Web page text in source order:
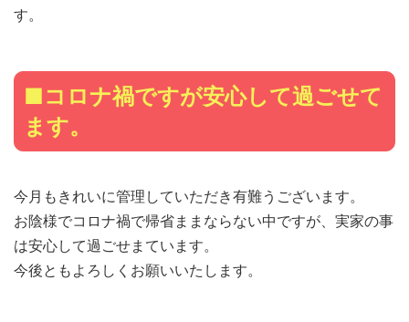
す。
■コロナ禍ですが安心して過ごせて
ます。
今月もきれいに管理していただき有難うございます。
お陰様でコロナ禍で帰省ままならない中ですが、実家の事
は安心して過ごせまています。
今後ともよろしくお願いいたします。